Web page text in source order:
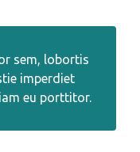
sem, lobortis
imperdiet
eu porttitor.